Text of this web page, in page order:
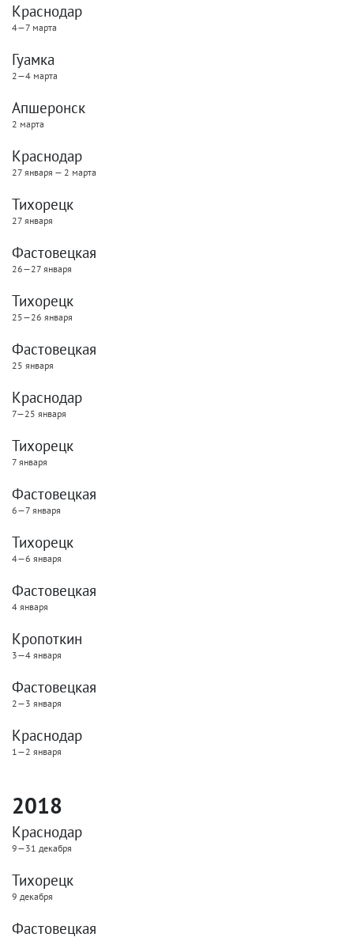
Краснодар
4—7 марта
Гуамка
2—4 марта
Апшеронск
2 марта
Краснодар
27 января — 2 марта
Тихорецк
27 января
Фастовецкая
26—27 января
Тихорецк
25—26 января
Фастовецкая
25 января
Краснодар
7—25 января
Тихорецк
7 января
Фастовецкая
6—7 января
Тихорецк
4—6 января
Фастовецкая
4 января
Кропоткин
3—4 января
Фастовецкая
2—3 января
Краснодар
1—2 января
2018
Краснодар
9—31 декабря
Тихорецк
9 декабря
Фастовецкая